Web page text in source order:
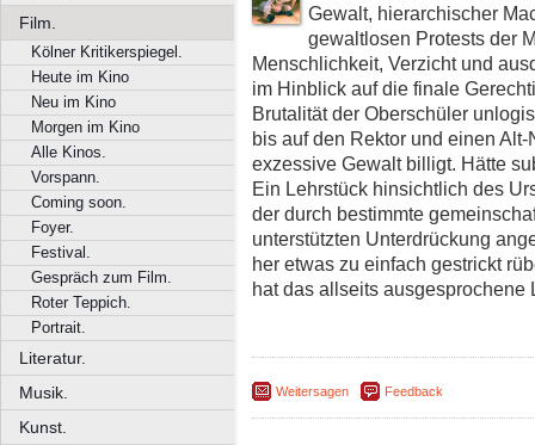
Film.
Kölner Kritikerspiegel.
Heute im Kino
Neu im Kino
Morgen im Kino
Alle Kinos.
Vorspann.
Coming soon.
Foyer.
Festival.
Gespräch zum Film.
Roter Teppich.
Portrait.
Literatur.
Musik.
Kunst.
Gewalt, hierarchischer
gewaltlosen Protests der
Menschlichkeit, Verzicht und
im Hinblick auf die finale
Brutalität der Oberschüler
bis auf den Rektor und einen
exzessive Gewalt billigt. Hätte
Ein Lehrstück hinsichtlich des
der durch bestimmte
unterstützten Unterdrückung
her etwas zu einfach gestrickt
hat das allseits ausgesprochene
Weitersagen Feedback